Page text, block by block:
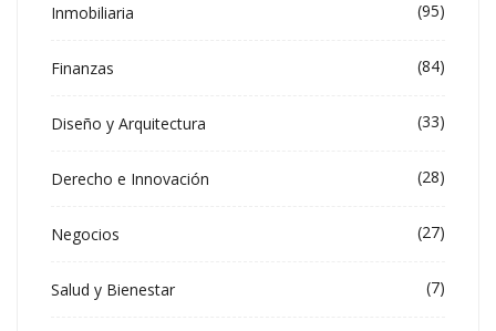
Inmobiliaria (95)
Finanzas (84)
Diseño y Arquitectura (33)
Derecho e Innovación (28)
Negocios (27)
Salud y Bienestar (7)